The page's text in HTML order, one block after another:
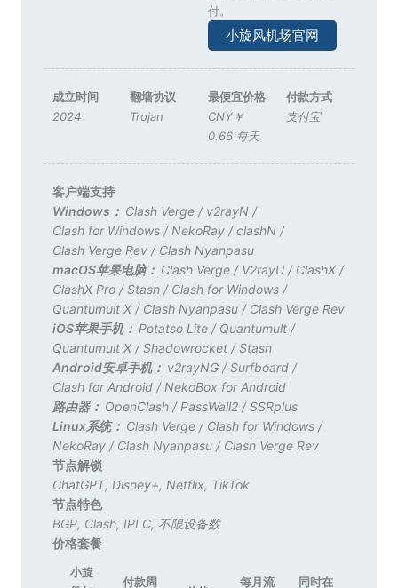
付。
小旋风机场官网
成立时间
2024
翻墙协议
Trojan
最便宜价格
CNY￥
0.66 每天
付款方式
支付宝
客户端支持
Windows： Clash Verge/ v2rayN/
Clash for Windows/ NekoRay/clashN/
Clash Verge Rev/ Clash Nyanpasu
macOS苹果电脑： Clash Verge/ V2rayU/ ClashX/
ClashX Pro/Stash/ Clash for Windows/
Quantumult X/ Clash Nyanpasu/ Clash Verge Rev
iOS苹果手机： Potatso Lite/ Quantumult/
Quantumult X/Shadowrocket/Stash
Android安卓手机： v2rayNG/Surfboard/
Clash for Android/ NekoBox for Android
路由器： OpenClash/ PassWall2/SSRplus
Linux系统： Clash Verge/ Clash for Windows/
NekoRay/ Clash Nyanpasu/ Clash Verge Rev
节点解锁
ChatGPT, Disney+, Netflix, TikTok
节点特色
BGP, Clash, IPLC, 不限设备数
价格套餐
小旋
付款周
每月流
同时在